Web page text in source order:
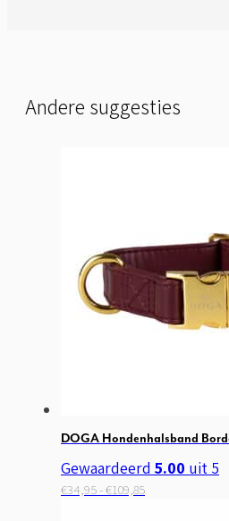
Andere suggesties
DOGA Hondenhalsband
Gewaardeerd 5.00 uit 5
€34,95 -€109,85Prijsklasse:
Dit